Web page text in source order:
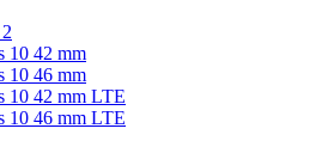
10 42 mm
10 46 mm
10 42 mm LTE
10 46 mm LTE